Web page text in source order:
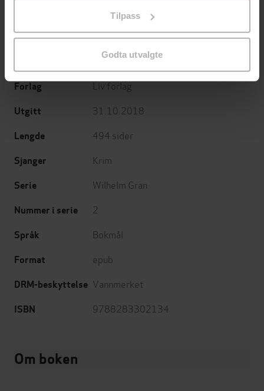
Tilpass
Godta utvalgte
Undertittel kriminalroman
Erling Greftegreff
Forlag Liv forlag
Utgitt 31.10.2018
Lengde 494 sider
Sjanger Krim
Serie Wilhelm Gran
Nummer i serie 2
Språk Bokmål
Format epub
DRM-beskyttelse Vannmerket
ISBN 9788283302134
Om boken